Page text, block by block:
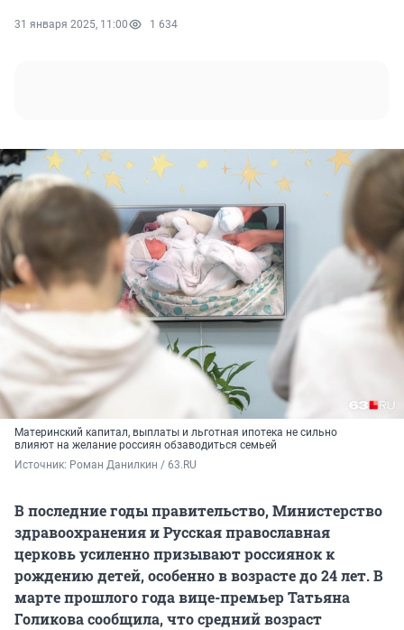
31 января 2025, 11:00 1 634
Материнский капитал, выплаты и льготная ипотека не сильно
влияют на желание россиян обзаводиться семьей
Источник: Роман Данилкин / 63.RU
В последние годы правительство, Министерство
здравоохранения и Русская православная
церковь усиленно призывают россиянок к
рождению детей, особенно в возрасте до 24 лет. В
марте прошлого года вице-премьер Татьяна
Голикова сообщила, что средний возраст